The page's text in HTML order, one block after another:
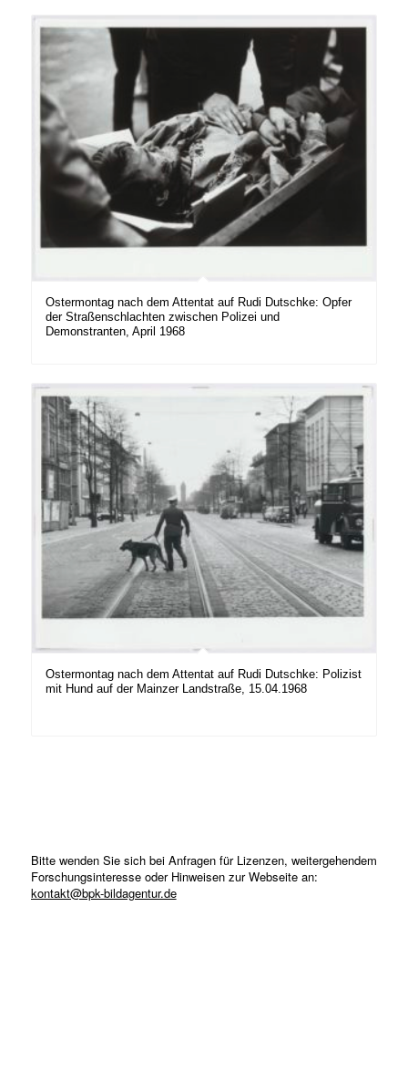
Ostermontag nach dem Attentat auf Rudi Dutschke: Opfer
der Straßenschlachten zwischen Polizei und
Demonstranten, April 1968
Ostermontag nach dem Attentat auf Rudi Dutschke: Polizist
mit Hund auf der Mainzer Landstraße, 15.04.1968
Bitte wenden Sie sich bei Anfragen für Lizenzen, weitergehendem
Forschungsinteresse oder Hinweisen zur Webseite an:
kontakt@bpk-bildagentur.de